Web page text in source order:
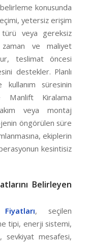
konusunda
yetersiz erişim
veya gereksiz
zaman ve maliyet
teslimat öncesi
destekler. Planlı
kullanım süresinin
Manlift Kiralama
veya montaj
öngörülen süre
ekiplerin
kesintisiz
Belirleyen
, seçilen
tipi, enerji sistemi,
sevkiyat mesafesi,